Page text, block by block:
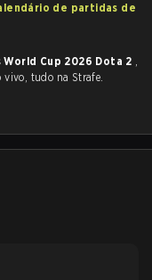
de partidas de
World Cup 2026 Dota 2 ,
vivo, tudo na Strafe.